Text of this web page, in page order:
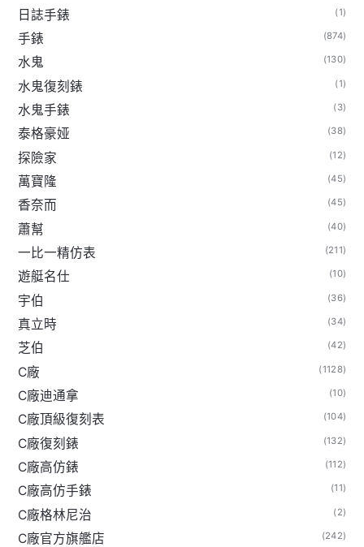
日誌手錶 (1)
手錶 (874)
水鬼 (130)
水鬼復刻錶 (1)
水鬼手錶 (3)
泰格豪娅 (38)
探險家 (12)
萬寶隆 (45)
香奈而 (45)
蕭幫 (40)
一比一精仿表 (211)
遊艇名仕 (10)
宇伯 (36)
真立時 (34)
芝伯 (42)
C廠 (1128)
C廠迪通拿 (10)
C廠頂級復刻表 (104)
C廠復刻錶 (132)
C廠高仿錶 (112)
C廠高仿手錶 (11)
C廠格林尼治 (2)
C廠官方旗艦店 (242)